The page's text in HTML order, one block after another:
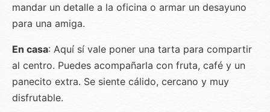
mandar un detalle a la oficina o armar un desayuno
para una amiga.
En casa: Aquí sí vale poner una tarta para compartir
al centro. Puedes acompañarla con fruta, café y un
panecito extra. Se siente cálido, cercano y muy
disfrutable.